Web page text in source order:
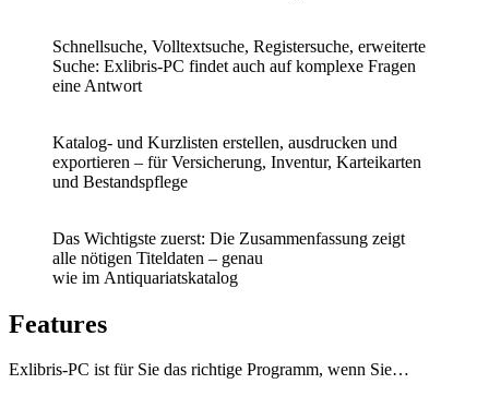
Schnellsuche, Volltextsuche, Registersuche, erweiterte
Suche: Exlibris-PC findet auch auf komplexe Fragen
eine Antwort
Katalog- und Kurzlisten erstellen, ausdrucken und
exportieren – für Versicherung, Inventur, Karteikarten
und Bestandspflege
Das Wichtigste zuerst: Die Zusammenfassung zeigt
alle nötigen Titeldaten – genau
wie im Antiquariatskatalog
Features
Exlibris-PC ist für Sie das richtige Programm, wenn Sie…